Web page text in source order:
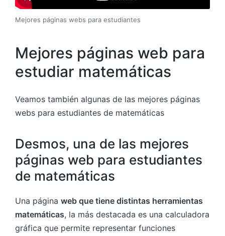
Mejores páginas webs para estudiantes
Mejores páginas web para
estudiar matemáticas
Veamos también algunas de las mejores páginas
webs para estudiantes de matemáticas
Desmos, una de las mejores
páginas web para estudiantes
de matemáticas
Una página web que tiene distintas herramientas
matemáticas, la más destacada es una calculadora
gráfica que permite representar funciones